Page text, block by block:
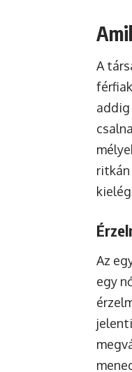
A
addig
ritkán
Az
egy